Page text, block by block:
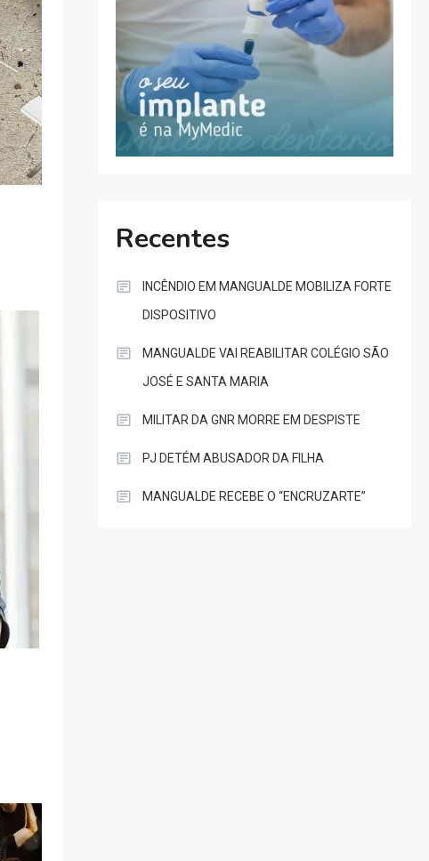
Recentes
INCÊNDIO EM MANGUALDE MOBILIZA FORTE
DISPOSITIVO
MANGUALDE VAI REABILITAR COLÉGIO SÃO
JOSÉ E SANTA MARIA
MILITAR DA GNR MORRE EM DESPISTE
PJ DETÉM ABUSADOR DA FILHA
MANGUALDE RECEBE O “ENCRUZARTE”